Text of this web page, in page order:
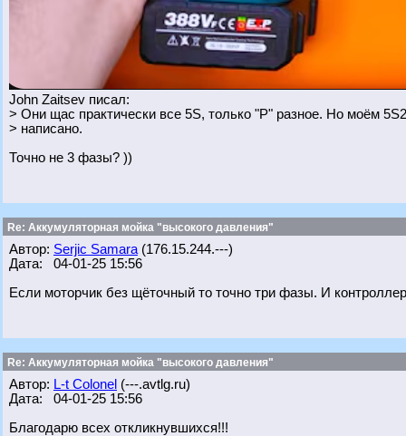
John Zaitsev писал:
> Они щас практически все 5S, только "Р" разное. Но моём
> написано.
Точно не 3 фазы? ))
Re: Аккумуляторная мойка "высокого давления"
Автор: Serjic Samara (176.15.244.---)
Дата: 04-01-25 15:56
Если моторчик без щёточный то точно три фазы. И
Re: Аккумуляторная мойка "высокого давления"
Автор: L-t Colonel (---.avtlg.ru)
Дата: 04-01-25 15:56
Благодарю всех откликнувшихся!!!